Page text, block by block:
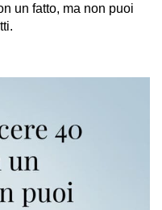
un fatto, ma non puoi